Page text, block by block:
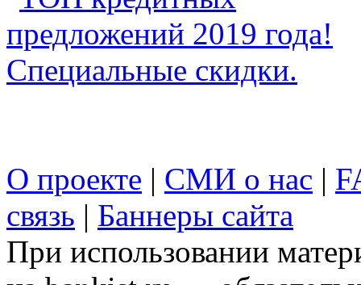
О проекте | СМИ о нас |
связь | Баннеры сайта
При использовании